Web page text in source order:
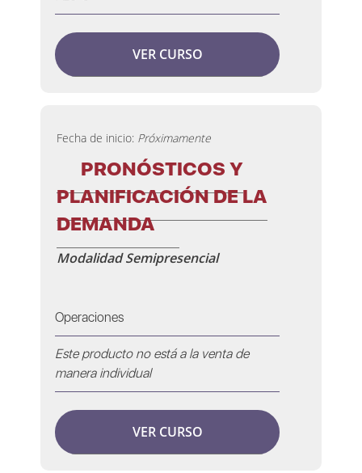
VER CURSO
Fecha de inicio: Próximamente
PRONÓSTICOS Y
PLANIFICACIÓN DE LA
DEMANDA
Modalidad Semipresencial
Operaciones
Este producto no está a la venta de
manera individual
VER CURSO